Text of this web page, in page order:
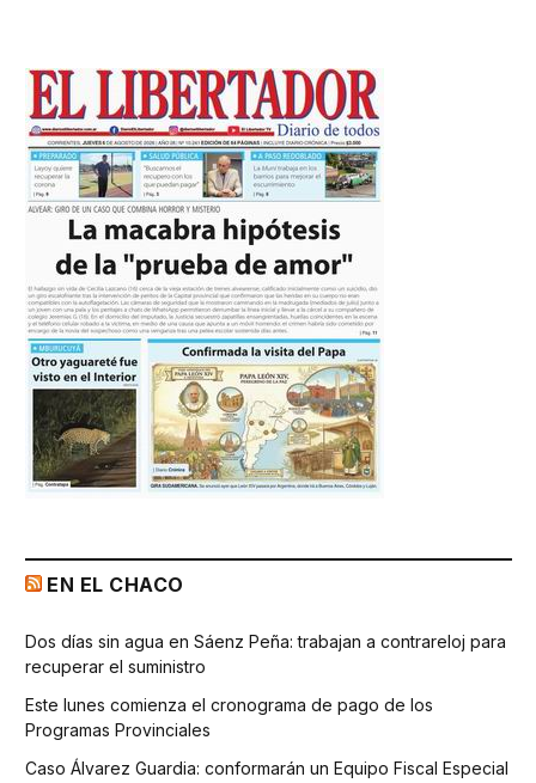
EN EL CHACO
Dos días sin agua en Sáenz Peña: trabajan a contrareloj para
recuperar el suministro
Este lunes comienza el cronograma de pago de los
Programas Provinciales
Caso Álvarez Guardia: conformarán un Equipo Fiscal Especial